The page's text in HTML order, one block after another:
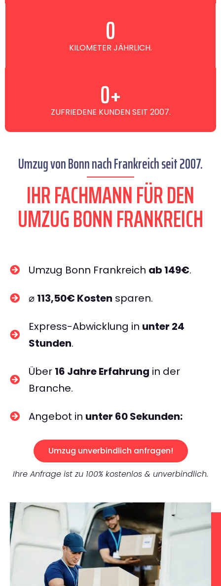
KILOMETER JÄHRLICH.
0
ZUFRIEDENE KUNDEN SEIT 2007.
0+
Umzug von Bonn nach Frankreich seit 2007.
IHR FACHMANN FÜR DEN
UMZUG BONN FRANKREICH
Umzug Bonn Frankreich ab 149€.
⌀ 113,50€ Kosten sparen.
Express-Abwicklung in unter 24
Stunden.
Über 16 Jahre Erfahrung in der
Branche.
Angebot in unter 60 Sekunden:
Umzug unverbindlich anfragen!
Ihre Anfrage ist zu 100% kostenlos & unverbindlich.